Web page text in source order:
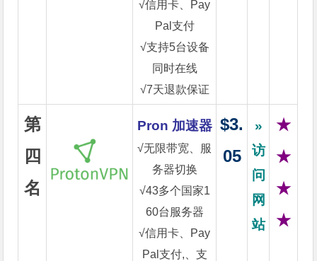
√信用卡、Pay
Pal支付
√支持5台设备
同时在线
√7天退款保证
第
四
名
Pron 加速器
√无限带宽、服
务器切换
√43多个国家1
60台服务器
√信用卡、Pay
Pal支付,、支
$3.
05
»
访
问
网
站
★
★
★
★